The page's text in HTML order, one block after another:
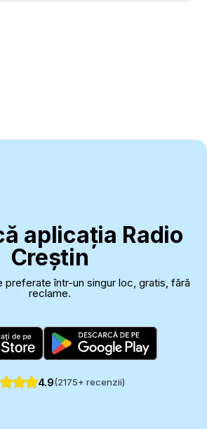
aplicația Radio
Creștin
preferate într-un singur loc, gratis, fără
reclame.
4.9(2175+ recenzii)